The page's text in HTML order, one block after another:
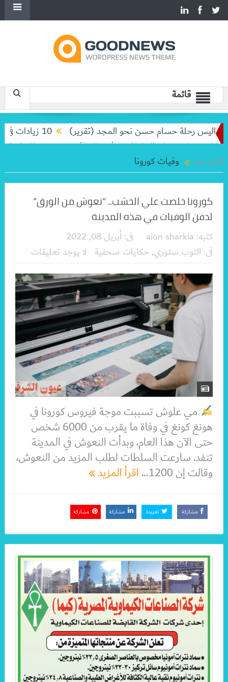
قائمة
رحلة حسام حسن نحو المجد (تقرير)
10 زيادات في 10 سنوات.. هل حان الوقت لرفع دعم البنزين نهائيا؟
تودعان البطولة من ثمن النهائي
بعد رحلة طويلة..
الرئيسية
وفيات كورونا
كورونا خلصت علي الخشب.. “نعوش من الورق”
لدفن الوفيات في هذه المدينة
كتبه: aion sharkia فى:أبريل 08, 2022
فى: التوب ستوري, حكايات صحفية لا يوجد تعليقات
مي علوش تسببت موجة فيروس كورونا في
هونغ كونغ في وفاة ما يقرب من 6000 شخص
حتى الآن هذا العام، وبدأت النعوش في المدينة
تنفد. سارعت السلطات لطلب المزيد من النعوش،
وقالت إن 1200...
اقرأ المزيد
مشاركة تغريدة مشاركة مشاركة